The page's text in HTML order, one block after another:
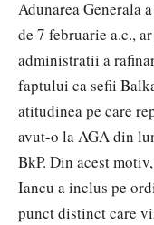
Adunarea Generala
de 7 februarie a.c.,
administratii a
faptului ca sefii
atitudinea pe care
avut-o la AGA din
BkP. Din acest
Iancu a inclus pe
punct distinct care